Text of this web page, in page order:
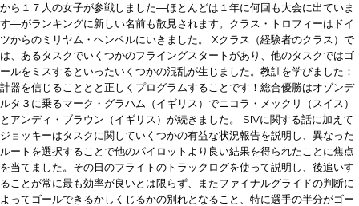
から１７人の女子が参戦しました―ほとんどは１年に何回も大会に出ていま
す―がランキングに新しい名前も散見されます。クラス・トロフィーはドイ
ツからのミリヤム・ヘンペルにいきました。
Xクラス（経験者のクラス）で
は、あるタスクでいくつかのフライングスタートがあり、他のタスクではゴ
ールをミスするといったいくつかの混乱が生じました。教訓を学びました：
計器を信じることとと正しくプログラムすることです！総合優勝はオゾンデ
ルタ３に乗るマーク・グラハム（イギリス）でニコラ・メックリ（スイス）
とアンディ・ブラウン（イギリス）が続きました。
SIVに関する話に加えて
ジョッキーはタスクに関していくつかの有益な状況報告を説明し、異なった
ルートを選択することで他のパイロットより良い結果を得られたことに焦点
を当てました。その日のフライトのトラックログを使って説明し、後追いす
ることが常に最も効率が良いとは限らず、またファイナルグライドの判断に
よってゴールできるかしくじるかの別れとなること、特に選手の半分がゴー